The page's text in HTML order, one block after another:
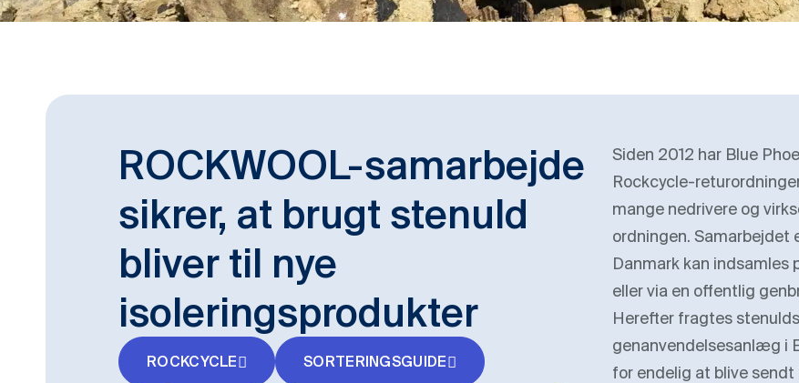
ROCKWOOL-samarbejde
sikrer, at brugt stenuld
bliver til nye
isoleringsprodukter
ROCKCYCLE SORTERINGSGUIDE
Siden 2012 har Blue
Rockcycle-
mange nedrivere og
ordningen. Samarbejdet
Danmark kan
eller via en offentlig
Herefter fragtes
genanvendelsesanlæg i
for endelig at blive